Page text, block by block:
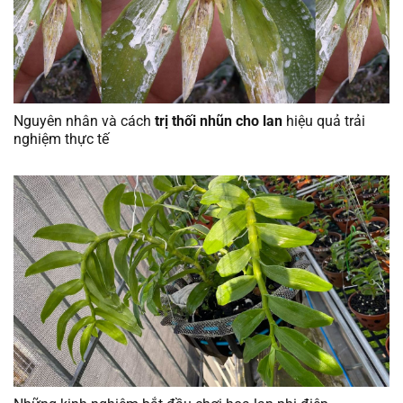
Nguyên nhân và cách trị thối nhũn cho lan hiệu quả trải
nghiệm thực tế